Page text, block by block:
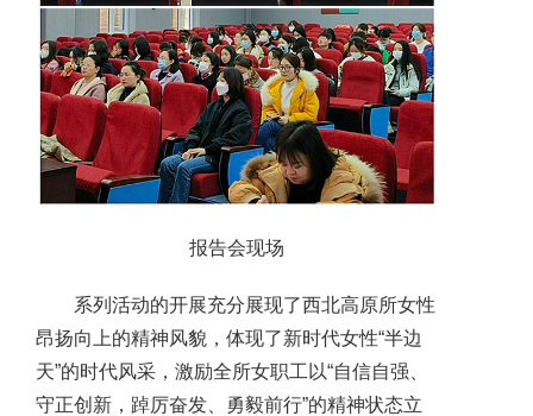
报告会现场
系列活动的开展充分展现了西北高原所女性
昂扬向上的精神风貌，体现了新时代女性“半边
天”的时代风采，激励全所女职工以“自信自强、
守正创新，踔厉奋发、勇毅前行”的精神状态立